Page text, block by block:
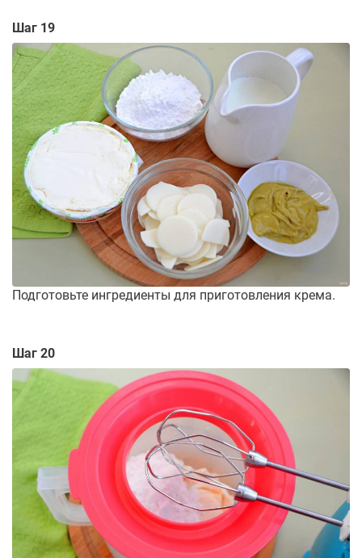
Шаг 19
Подготовьте ингредиенты для приготовления крема.
Шаг 20